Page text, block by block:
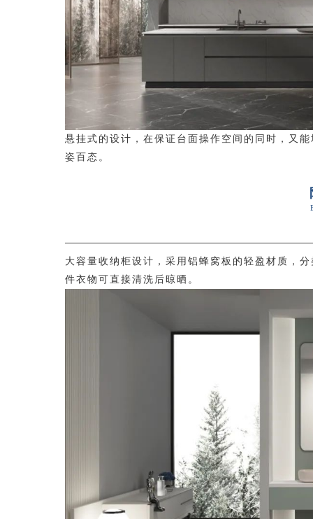
悬挂式的设计，在保证台面操作空间的同时，又
姿百态。
大容量收纳柜设计，采用铝蜂窝板的轻盈材质，
件衣物可直接清洗后晾晒。